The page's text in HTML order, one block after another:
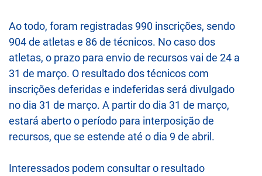
Ao todo, foram registradas 990 inscrições, sendo
904 de atletas e 86 de técnicos. No caso dos
atletas, o prazo para envio de recursos vai de 24 a
31 de março. O resultado dos técnicos com
inscrições deferidas e indeferidas será divulgado
no dia 31 de março. A partir do dia 31 de março,
estará aberto o período para interposição de
recursos, que se estende até o dia 9 de abril.
Interessados podem consultar o resultado